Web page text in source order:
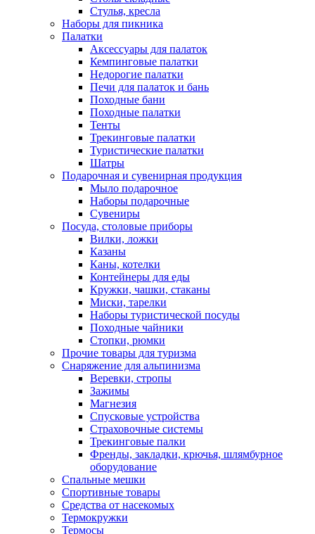
Стулья, кресла
Наборы для пикника
Палатки
Аксессуары для палаток
Кемпинговые палатки
Недорогие палатки
Печи для палаток и бань
Походные бани
Походные палатки
Тенты
Трекинговые палатки
Туристические палатки
Шатры
Подарочная и сувенирная продукция
Мыло подарочное
Наборы подарочные
Сувениры
Посуда, столовые приборы
Вилки, ложки
Казаны
Каны, котелки
Контейнеры для еды
Кружки, чашки, стаканы
Миски, тарелки
Наборы туристической посуды
Походные чайники
Стопки, рюмки
Прочие товары для туризма
Снаряжение для альпинизма
Веревки, стропы
Зажимы
Магнезия
Спусковые устройства
Страховочные системы
Трекинговые палки
Френды, закладки, крючья, шлямбурное
оборудование
Спальные мешки
Спортивные товары
Средства от насекомых
Термокружки
Термосы